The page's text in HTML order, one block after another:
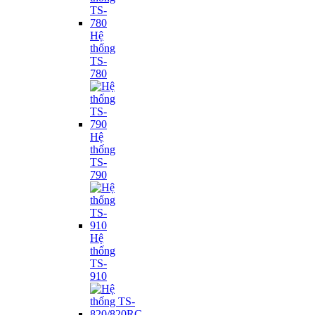
Hệ
thống
TS-
780
Hệ
thống
TS-
790
Hệ
thống
TS-
910